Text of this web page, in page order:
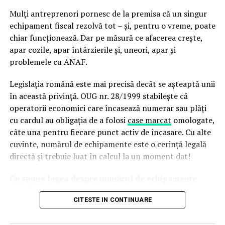
suprafetei vechi pentru a indeparta stratul de oxidare si
impuritatile, urmata de sudarea cu aer cald a unei
membrane noi. Este esential ca noua membrana sa fie
compatibila chimic cu cea veche pentru a asigura o
legatura moleculara stabila.
Punctele critice la terasele noi, precum si la cele aflate
in reparatii, sunt scurgerile si aticele. La o terasa noua,
sifoanele se integreaza in sistemul hidroizolant prin
flanse de strangere si straturi de intarire. La reabilitari,
sifoanele vechi sunt adesea sursa principala a
infiltratiilor. O solutie tehnica eficienta pentru
repararea acestora este utilizarea sifoanelor de tip
necesitatea spargerii placii de beton.
Mulți antreprenori pornesc de la premisa că un singur
echipament fiscal rezolvă tot – și, pentru o vreme, poate
chiar funcționează. Dar pe măsură ce afacerea crește,
apar cozile, apar întârzierile și, uneori, apar și
problemele cu ANAF.
Legislația română este mai precisă decât se așteaptă unii
în această privință. OUG nr. 28/1999 stabilește că
operatorii economici care încasează numerar sau plăți
cu cardul au obligația de a folosi case marcat omologate,
câte una pentru fiecare punct activ de încasare. Cu alte
cuvinte, numărul de echipamente este o cerință legală
directă și trebuie luat în calcul la un moment dat!
CITESTE IN CONTINUARE